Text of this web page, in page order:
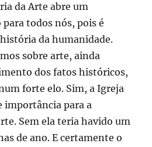
da Arte abre um
todos nós, pois é
da humanidade.
sobre arte, ainda
dos fatos históricos,
forte elo. Sim, a Igreja
importância para a
Sem ela teria havido um
de ano. E certamente o